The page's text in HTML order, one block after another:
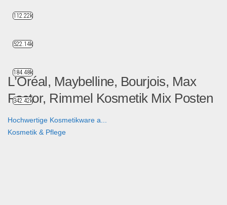
L’Oréal, Maybelline, Bourjois, Max
Factor, Rimmel Kosmetik Mix Posten
Hochwertige Kosmetikware a...
Kosmetik & Pflege
112.22k
522.14k
184.48k
342.42k